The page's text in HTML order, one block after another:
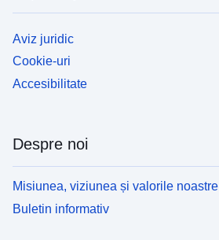
Aviz juridic
Cookie-uri
Accesibilitate
Despre noi
Misiunea, viziunea și valorile noastre
Buletin informativ